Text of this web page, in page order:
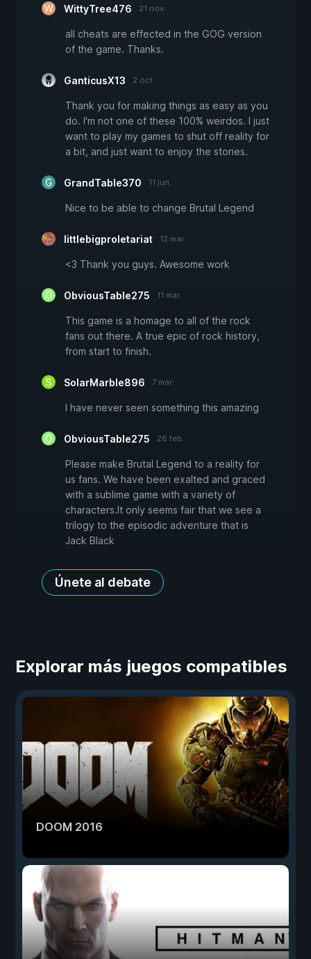
WittyTree476 21 nov.
all cheats are effected in the GOG version
of the game. Thanks.
GanticusX13 2 oct.
Thank you for making things as easy as you
do. I'm not one of these 100% weirdos. I just
want to play my games to shut off reality for
a bit, and just want to enjoy the stories.
GrandTable370 11 jun.
Nice to be able to change Brutal Legend
littlebigproletariat 12 mar.
<3 Thank you guys. Awesome work
ObviousTable275 11 mar.
This game is a homage to all of the rock
fans out there. A true epic of rock history,
from start to finish.
SolarMarble896 7 mar.
I have never seen something this amazing
ObviousTable275 28 feb.
Please make Brutal Legend to a reality for
us fans. We have been exalted and graced
with a sublime game with a variety of
characters.It only seems fair that we see a
trilogy to the episodic adventure that is
Jack Black
Únete al debate
Explorar más juegos compatibles
DOOM 2016